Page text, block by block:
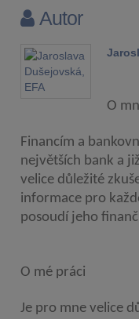
Autor
O
Financím a
největších bank a
velice důležité
informace pro
posoudí jeho
O mé práci
Je pro mne velice